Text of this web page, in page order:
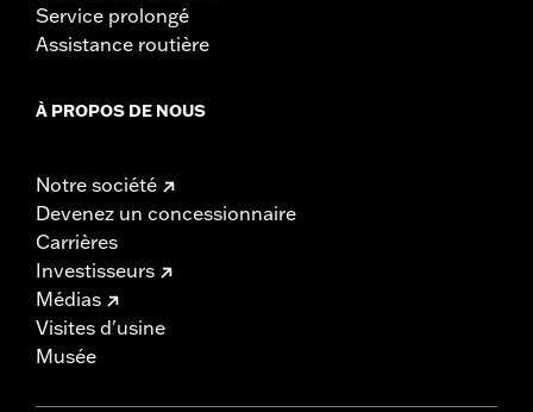
Service prolongé
Assistance routière
À PROPOS DE NOUS
Notre société
Devenez un concessionnaire
Carrières
Investisseurs
Médias
Visites d'usine
Musée